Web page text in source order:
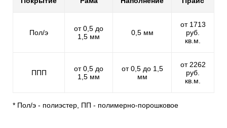
Пол/э
от 0,5 до
1,5 мм
0,5 мм
от 1713
руб.
кв.м.
ППП
от 0,5 до
1,5 мм
от 0,5 до 1,5
мм
от 2262
руб.
кв.м.
* Пол/э - полиэстер, ПП - полимерно-порошковое